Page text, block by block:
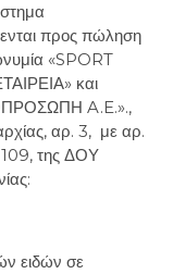
προς πώληση
«SPORT
και
A.E.».,
αρ. 3, με αρ.
της ΔΟΥ
ειδών σε